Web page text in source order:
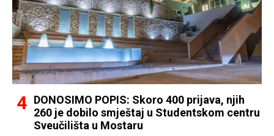
DONOSIMO POPIS: Skoro 400 prijava, njih
260 je dobilo smještaj u Studentskom centru
Sveučilišta u Mostaru